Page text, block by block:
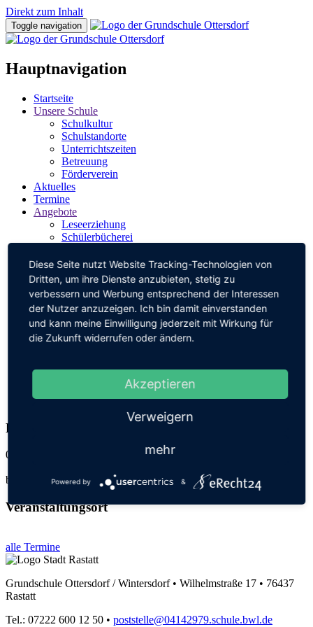
Direkt zum Inhalt
Toggle navigation
Hauptnavigation
Startseite
Unsere Schule
Schulkultur
Schulstandorte
Unterrichtszeiten
Betreuung
Förderverein
Aktuelles
Termine
Angebote
Leseerziehung
Schülerbücherei
Klasse 2000
Schulfrucht
Kooperation KIGA
Schulchor
Bilingualer Unterricht
Schulteam
Schulleitung & Verwaltung
Weitere Beratungsangebote
Kontakt
Radfahrausbildung Kl. 4 - 2. Termin
07.10.26
beide Standorte
Veranstaltungsort
alle Termine
Grundschule Ottersdorf / Wintersdorf • Wilhelmstraße 17 • 76437
Rastatt
Tel.: 07222 600 12 50 • poststelle@04142979.schule.bwl.de
Diese Seite nutzt Website Tracking-Technologien von
Dritten, um ihre Dienste anzubieten, stetig zu
verbessern und Werbung entsprechend der Interessen
der Nutzer anzuzeigen. Ich bin damit einverstanden
und kann meine Einwilligung jederzeit mit Wirkung für
die Zukunft widerrufen oder ändern.
Akzeptieren
Verweigern
mehr
Powered by &